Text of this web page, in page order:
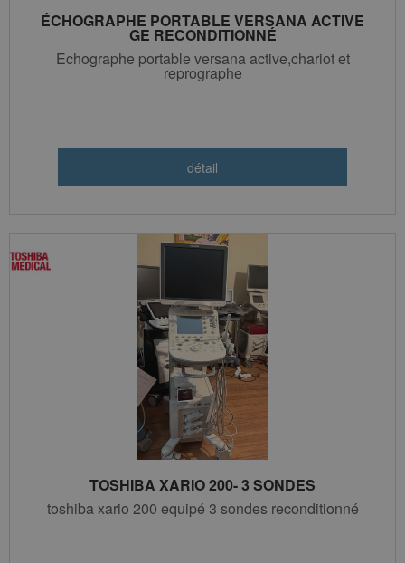
ÉCHOGRAPHE PORTABLE VERSANA ACTIVE
GE RECONDITIONNÉ
Echographe portable versana active,chariot et
reprographe
TOSHIBA XARIO 200- 3 SONDES
toshiba xario 200 equipé 3 sondes reconditionné